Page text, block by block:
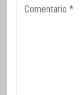
Comentario